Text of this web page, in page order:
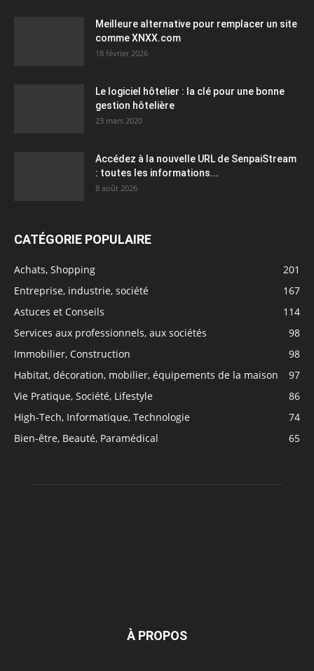
Meilleure alternative pour remplacer un site
comme XNXX.com
18 février 2026
Le logiciel hôtelier : la clé pour une bonne
gestion hôtelière
23 mars 2020
Accédez à la nouvelle URL de SenpaiStream
: toutes les informations...
8 août 2026
CATÉGORIE POPULAIRE
Achats, Shopping
201
Entreprise, industrie, société
167
Astuces et Conseils
114
Services aux professionnels, aux sociétés
98
Immobilier, Construction
98
Habitat, décoration, mobilier, équipements de la maison
97
Vie Pratique, Société, Lifestyle
86
High-Tech, Informatique, Technologie
74
Bien-être, Beauté, Paramédical
65
À PROPOS